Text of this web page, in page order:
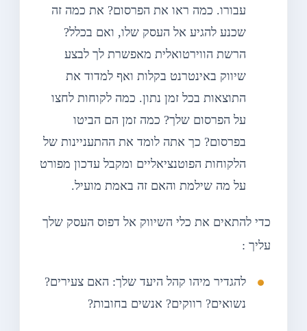
עבורו. כמה ראו את הפרסום? את כמה זה
שכנע להגיע אל העסק שלו, ואם בכלל?
הרשת הווירטואלית מאפשרת לך לבצע
שיווק באינטרנט בקלות ואף למדוד את
התוצאות בכל זמן נתון. כמה לקוחות לחצו
על הפרסום שלך? כמה זמן הם הביטו
בפרסום? כך אתה לומד את ההתעניינות של
הלקוחות הפוטנציאליים ומקבל עדכון מפורט
על מה שילמת והאם זה באמת מועיל.
כדי להתאים את כלי השיווק אל דפוס העסק שלך
עליך :
להגדיר מיהו קהל היעד שלך: האם צעירים?
נשואים? רווקים? אנשים בחובות?